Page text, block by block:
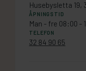
Husebysletta 19,
ÅPNINGSTID
Man - fre 08:00 -
TELEFON
32 84 90 65